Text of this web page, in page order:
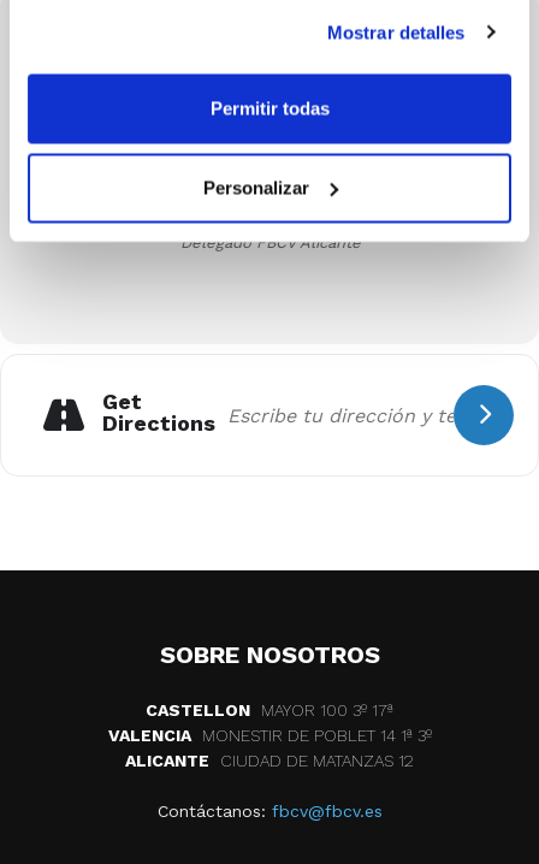
Mostrar detalles
Permitir todas
Personalizar
Conferenciantes de este evento
Juan Miguel Sila
Delegado FBCV Alicante
Get
Directions
SOBRE NOSOTROS
CASTELLON
MAYOR 100 3º 17ª
VALENCIA
MONESTIR DE POBLET 14 1ª 3º
ALICANTE
CIUDAD DE MATANZAS 12
Contáctanos: fbcv@fbcv.es